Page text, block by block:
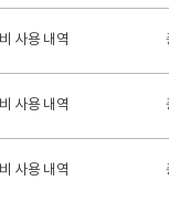
사용 내역
사용 내역
사용 내역